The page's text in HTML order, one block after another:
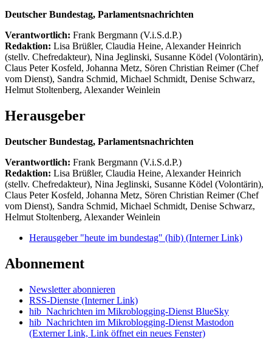
Deutscher Bundestag, Parlamentsnachrichten
Verantwortlich: Frank Bergmann (V.i.S.d.P.)
Redaktion: Lisa Brüßler, Claudia Heine, Alexander Heinrich
(stellv. Chefredakteur), Nina Jeglinski, Susanne Ködel (Volontärin),
Claus Peter Kosfeld, Johanna Metz, Sören Christian Reimer (Chef
vom Dienst), Sandra Schmid, Michael Schmidt, Denise Schwarz,
Helmut Stoltenberg, Alexander Weinlein
Herausgeber
Deutscher Bundestag, Parlamentsnachrichten
Verantwortlich: Frank Bergmann (V.i.S.d.P.)
Redaktion: Lisa Brüßler, Claudia Heine, Alexander Heinrich
(stellv. Chefredakteur), Nina Jeglinski, Susanne Ködel (Volontärin),
Claus Peter Kosfeld, Johanna Metz, Sören Christian Reimer (Chef
vom Dienst), Sandra Schmid, Michael Schmidt, Denise Schwarz,
Helmut Stoltenberg, Alexander Weinlein
Herausgeber "heute im bundestag" (hib) (Interner Link)
Abonnement
Newsletter abonnieren
RSS-Dienste (Interner Link)
hib_Nachrichten im Mikroblogging-Dienst BlueSky
hib_Nachrichten im Mikroblogging-Dienst Mastodon
(Externer Link, Link öffnet ein neues Fenster)